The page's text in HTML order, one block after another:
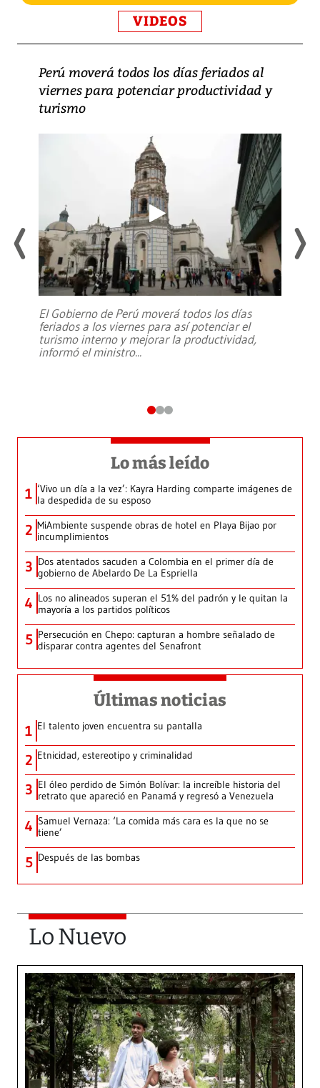
VIDEOS
Perú moverá todos los días feriados al
viernes para potenciar productividad y
turismo
El Gobierno de Perú moverá todos los días
feriados a los viernes para así potenciar el
turismo interno y mejorar la productividad,
informó el ministro...
Lo más leído
1 ‘Vivo un día a la vez’: Kayra Harding comparte imágenes de
la despedida de su esposo
2 MiAmbiente suspende obras de hotel en Playa Bijao por
incumplimientos
3 Dos atentados sacuden a Colombia en el primer día de
gobierno de Abelardo De La Espriella
4 Los no alineados superan el 51% del padrón y le quitan la
mayoría a los partidos políticos
5 Persecución en Chepo: capturan a hombre señalado de
disparar contra agentes del Senafront
Últimas noticias
1 El talento joven encuentra su pantalla​
2 Etnicidad, estereotipo y criminalidad
3 El óleo perdido de Simón Bolívar: la increíble historia del
retrato que apareció en Panamá y regresó a Venezuela
4 Samuel Vernaza: ‘La comida más cara es la que no se
tiene’
5 Después de las bombas
Lo Nuevo